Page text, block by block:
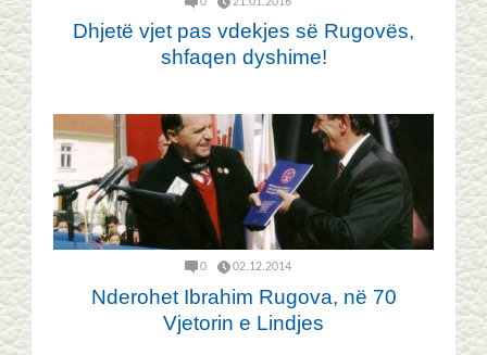
Dhjetë vjet pas vdekjes së Rugovës,
shfaqen dyshime!
0 02.12.2014
Nderohet Ibrahim Rugova, në 70
Vjetorin e Lindjes